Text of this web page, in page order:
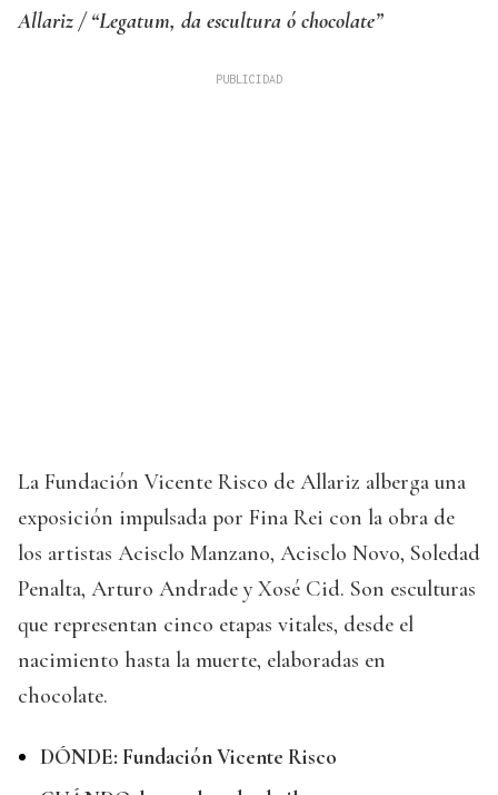
Allariz / “Legatum, da escultura ó chocolate”
La Fundación Vicente Risco de Allariz alberga una
exposición impulsada por Fina Rei con la obra de
los artistas Acisclo Manzano, Acisclo Novo, Soledad
Penalta, Arturo Andrade y Xosé Cid. Son esculturas
que representan cinco etapas vitales, desde el
nacimiento hasta la muerte, elaboradas en
chocolate.
DÓNDE: Fundación Vicente Risco